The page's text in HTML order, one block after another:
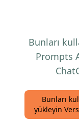
Bunları
Prompts
Bunları
yükleyin